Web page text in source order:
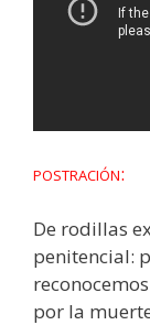
POSTRACIÓN:
De rodillas
penitencial:
por la